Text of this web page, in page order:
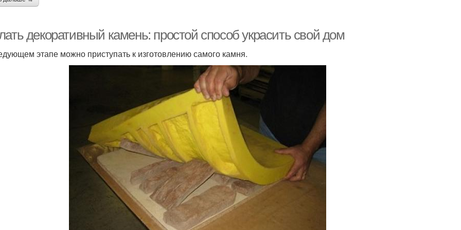
декоративный камень: простой способ украсить свой дом
этапе можно приступать к изготовлению самого камня.